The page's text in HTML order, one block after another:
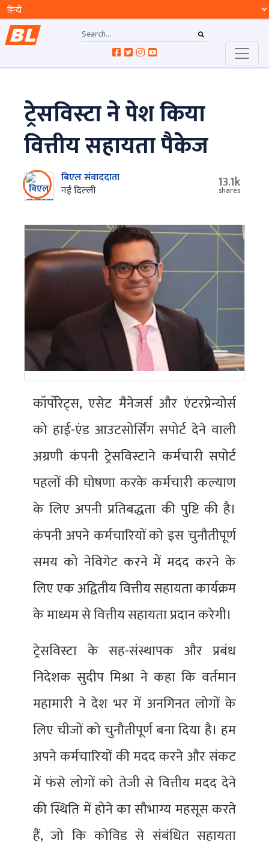
ट्रेसविस्टा ने पेश किया
वित्तीय सहायता पैकेज
बिएल संवाददाता
नई दिल्‍ली
13.1k
shares
कॉर्पोरेट्स, एसेट मैनेजर्स और एंटरप्रेन्योर्स
को हाई-एंड आउटसोर्सिंग सपोर्ट देने वाली
अग्रणी कंपनी ट्रेसविस्टाने कर्मचारी सपोर्ट
पहलों की घोषणा करके कर्मचारी कल्याण
के लिए अपनी प्रतिबद्धता की पुष्टि की है।
कंपनी अपने कर्मचारियों को इस चुनौतीपूर्ण
समय को नेविगेट करने में मदद करने के
लिए एक अद्वितीय वित्तीय सहायता कार्यक्रम
के माध्यम से वित्तीय सहायता प्रदान करेगी।
ट्रेसविस्टा के सह-संस्थापक और प्रबंध
निदेशक सुदीप मिश्रा ने कहा कि वर्तमान
महामारी ने देश भर में अनगिनत लोगों के
लिए चीजों को चुनौतीपूर्ण बना दिया है। हम
अपने कर्मचारियों की मदद करने और संकट
में फंसे लोगों को तेजी से वित्तीय मदद देने
की स्थिति में होने का सौभाग्य महसूस करते
हैं, जो कि कोविड से संबंधित सहायता